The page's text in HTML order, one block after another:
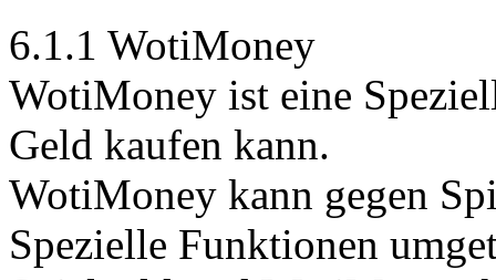
6.1.1 WotiMoney
WotiMoney ist eine
Geld kaufen kann.
WotiMoney kann gegen
Spezielle Funktionen